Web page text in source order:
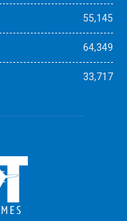
55,145
64,349
33,717